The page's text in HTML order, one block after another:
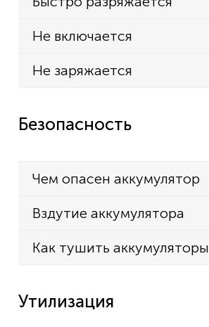
Не включается
Не заряжается
Безопасность
Чем опасен аккумулятор
Вздутие аккумулятора
Как тушить аккумуляторы
Утилизация